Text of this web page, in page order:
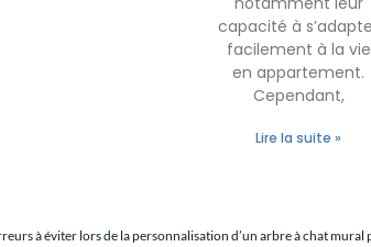
capacité à
facilement à la vie
en appartement.
Cependant,
Lire la suite »
à éviter lors de la personnalisation d’un arbre à chat